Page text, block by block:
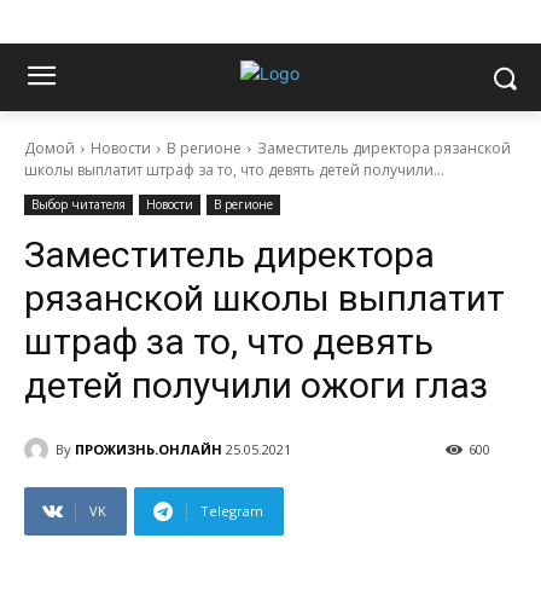
Домой Новости В регионе
Заместитель директора рязанской
школы выплатит штраф за то, что девять детей получили...
Выбор читателя Новости В регионе
Заместитель директора
рязанской школы выплатит
штраф за то, что девять
детей получили ожоги глаз
By ПРОЖИЗНЬ.ОНЛАЙН 25.05.2021 600
VK Telegram